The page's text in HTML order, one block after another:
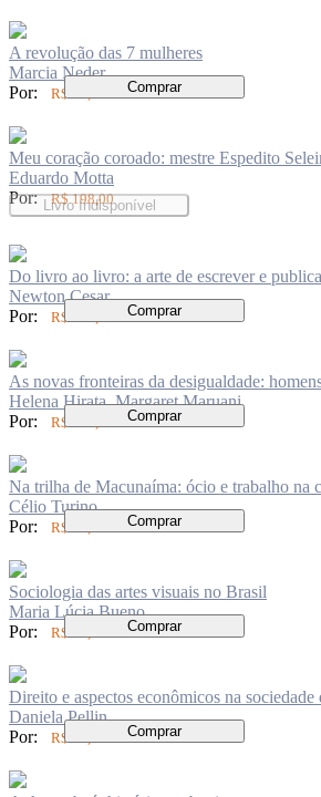
A revolução das 7 mulheres
Marcia Neder
Por:
R$ 89,00 Comprar
Meu coração coroado: mestre Espedito
Eduardo Motta
Por:
R$ 198,00
Livro Indisponível
Do livro ao livro: a arte de escrever e
Newton Cesar
Por:
R$ 100,00 Comprar
As novas fronteiras da desigualdade:
Helena Hirata, Margaret Maruani
Por:
R$ 250,00 Comprar
Na trilha de Macunaíma: ócio e trabalho na
Célio Turino
Por:
R$ 72,00 Comprar
Sociologia das artes visuais no Brasil
Maria Lúcia Bueno
Por:
R$ 74,00 Comprar
Direito e aspectos econômicos na
Daniela Pellin
Por:
R$ 62,00 Comprar